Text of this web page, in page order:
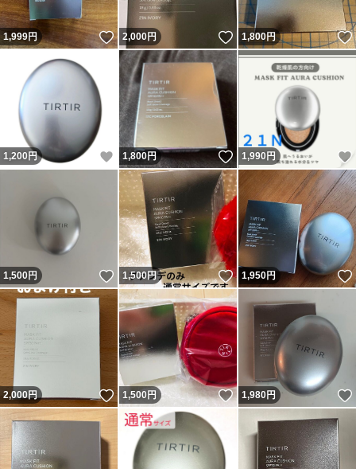
1,999円 いいね！
2,000円 いいね！
1,800円
1,200 円 いいね！
1,800円 いいね！
1,990 円
1,500円 いいね！
1,500 円 いいね！
1,950円
2,000円 いいね！
1,500円 いいね！
1,980円